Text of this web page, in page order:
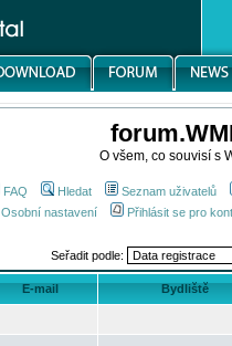
O všem, co souvisí s
FAQ Hledat Seznam uživatelů
Osobní nastavení
Přihlásit se pro
Seřadit podle:
E-mail Bydliště